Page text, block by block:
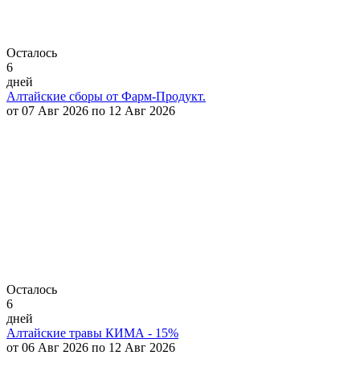
Осталось
6
дней
Алтайские сборы от Фарм-Продукт.
от 07 Авг 2026 по 12 Авг 2026
Осталось
6
дней
Алтайские травы КИМА - 15%
от 06 Авг 2026 по 12 Авг 2026